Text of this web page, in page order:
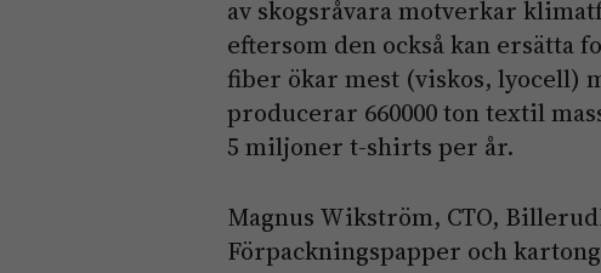
av skogsråvara motverkar
eftersom den också kan ersätta
fiber ökar mest (viskos, lyocell)
producerar 660000 ton textil
5 miljoner t-shirts per år.
Magnus Wikström, CTO,
Förpackningspapper och